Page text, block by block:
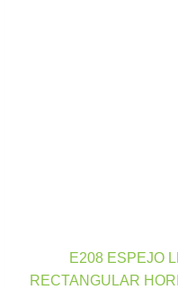
E208 ESPEJO
RECTANGULAR